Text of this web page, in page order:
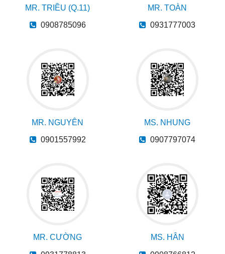
MR. TRIỀU (Q.11)
0908785096
MR. TOÀN
0931777003
MR. NGUYÊN
0901557992
MS. NHUNG
0907797074
MR. CƯỜNG MS. HÂN